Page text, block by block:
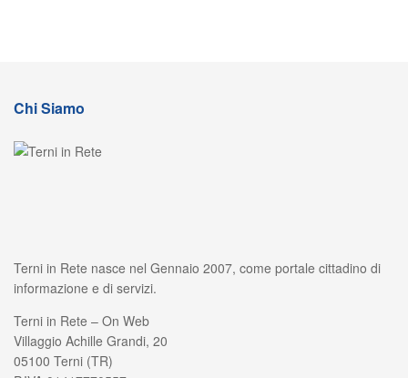
Chi Siamo
Terni in Rete nasce nel Gennaio 2007, come portale cittadino di
informazione e di servizi.
Terni in Rete – On Web
Villaggio Achille Grandi, 20
05100 Terni (TR)